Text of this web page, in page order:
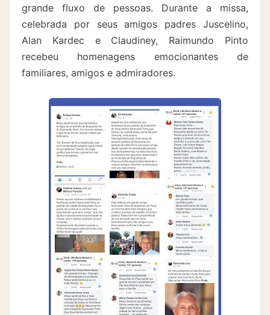
grande fluxo de pessoas. Durante a missa,
celebrada por seus amigos padres Juscelino,
Alan Kardec e Claudiney, Raimundo Pinto
recebeu homenagens emocionantes de
familiares, amigos e admiradores.